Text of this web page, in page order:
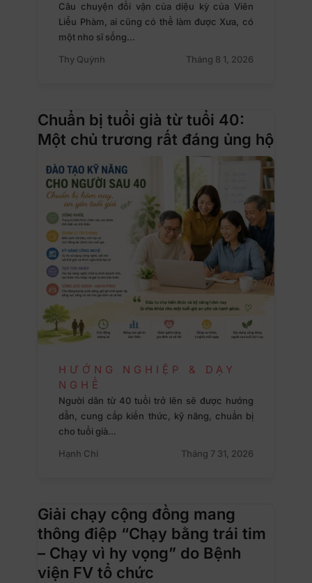
Câu chuyện đổi vận của diệu kỳ của Viên
Liễu Phàm, ai cũng có thể làm được Xưa, có
một nho sĩ sống…
Thy Quỳnh
Tháng 8 1, 2026
Chuẩn bị tuổi già từ tuổi 40:
Một chủ trương rất đáng ủng hộ
HƯỚNG NGHIỆP & DẠY
NGHỀ
Người dân từ 40 tuổi trở lên sẽ được hướng
dẫn, cung cấp kiến thức, kỹ năng, chuẩn bị
cho tuổi già…
Hạnh Chi
Tháng 7 31, 2026
Giải chạy cộng đồng mang
thông điệp “Chạy bằng trái tim
– Chạy vì hy vọng” do Bệnh
viện FV tổ chức